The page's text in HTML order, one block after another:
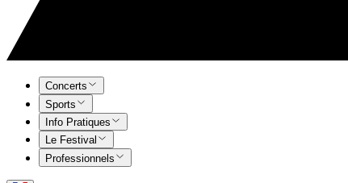
Concerts
Sports
Info Pratiques
Le Festival
Professionnels